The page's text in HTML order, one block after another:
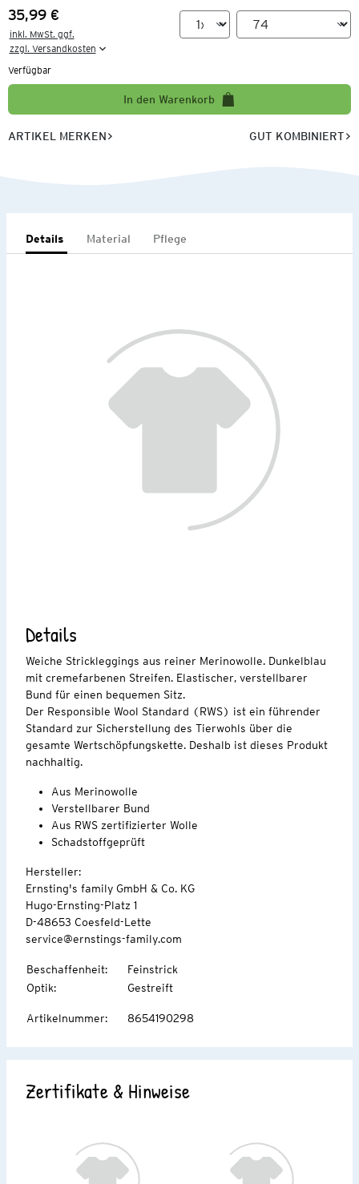
Preis:
35,99 €
inkl. MwSt. ggf.
zzgl. Versandkosten
Verfügbar
In den Warenkorb
ARTIKEL MERKEN GUT KOMBINIERT
Details Material Pflege
Details
Weiche Strickleggings aus reiner Merinowolle. Dunkelblau
mit cremefarbenen Streifen. Elastischer, verstellbarer
Bund für einen bequemen Sitz.
Der Responsible Wool Standard (RWS) ist ein führender
Standard zur Sicherstellung des Tierwohls über die
gesamte Wertschöpfungskette. Deshalb ist dieses Produkt
nachhaltig.
Aus Merinowolle
Verstellbarer Bund
Aus RWS zertifizierter Wolle
Schadstoffgeprüft
Hersteller:
Ernsting's family GmbH & Co. KG
Hugo-Ernsting-Platz 1
D-48653 Coesfeld-Lette
service@ernstings-family.com
Beschaffenheit:
Feinstrick
Optik: Gestreift
Artikelnummer: 8654190298
Zertifikate & Hinweise